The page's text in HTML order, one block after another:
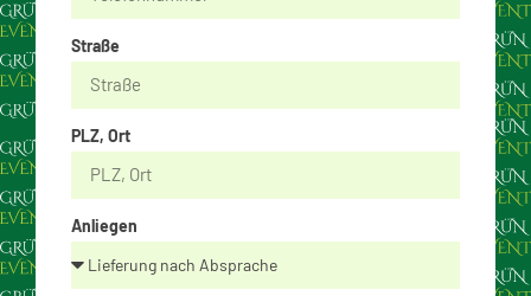
Straße
PLZ, Ort
Anliegen